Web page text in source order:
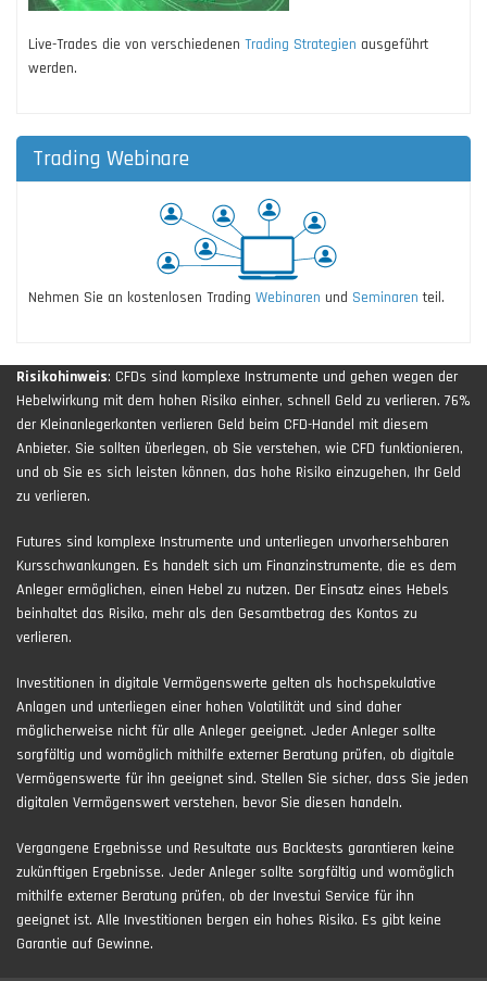
Live-Trades die von verschiedenen Trading Strategien ausgeführt
werden.
Trading Webinare
Nehmen Sie an kostenlosen Trading Webinaren und Seminaren teil.
Risikohinweis: CFDs sind komplexe Instrumente und gehen wegen der
Hebelwirkung mit dem hohen Risiko einher, schnell Geld zu verlieren. 76%
der Kleinanlegerkonten verlieren Geld beim CFD-Handel mit diesem
Anbieter. Sie sollten überlegen, ob Sie verstehen, wie CFD funktionieren,
und ob Sie es sich leisten können, das hohe Risiko einzugehen, Ihr Geld
zu verlieren.
Futures sind komplexe Instrumente und unterliegen unvorhersehbaren
Kursschwankungen. Es handelt sich um Finanzinstrumente, die es dem
Anleger ermöglichen, einen Hebel zu nutzen. Der Einsatz eines Hebels
beinhaltet das Risiko, mehr als den Gesamtbetrag des Kontos zu
verlieren.
Investitionen in digitale Vermögenswerte gelten als hochspekulative
Anlagen und unterliegen einer hohen Volatilität und sind daher
möglicherweise nicht für alle Anleger geeignet. Jeder Anleger sollte
sorgfältig und womöglich mithilfe externer Beratung prüfen, ob digitale
Vermögenswerte für ihn geeignet sind. Stellen Sie sicher, dass Sie jeden
digitalen Vermögenswert verstehen, bevor Sie diesen handeln.
Vergangene Ergebnisse und Resultate aus Backtests garantieren keine
zukünftigen Ergebnisse. Jeder Anleger sollte sorgfältig und womöglich
mithilfe externer Beratung prüfen, ob der Investui Service für ihn
geeignet ist. Alle Investitionen bergen ein hohes Risiko. Es gibt keine
Garantie auf Gewinne.